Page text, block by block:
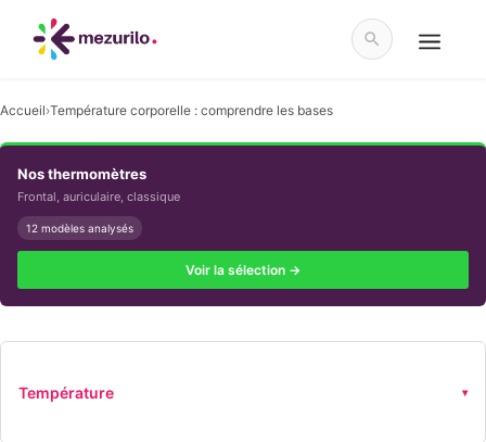
contenu
Accueil›Température corporelle : comprendre les bases
Nos thermomètres
Frontal, auriculaire, classique
12 modèles analysés
Voir la sélection →
Température ▾